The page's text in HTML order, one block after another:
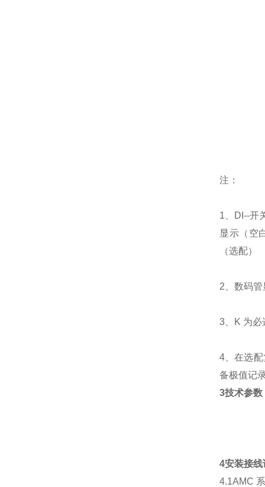
注：
1、DI--开
显示（空
（选配）
2、数码
3、K 为
4、在选
备极值记
3技术参数
4安装接线
4.1AMC